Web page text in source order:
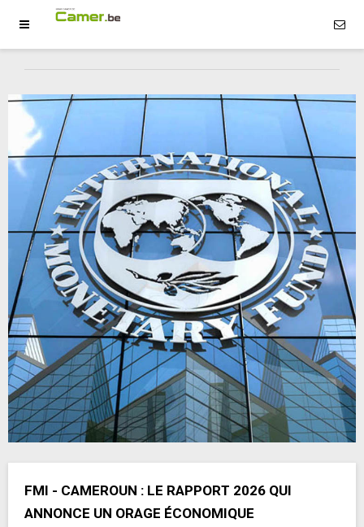
FMI - CAMEROUN : LE RAPPORT 2026 QUI
ANNONCE UN ORAGE ÉCONOMIQUE